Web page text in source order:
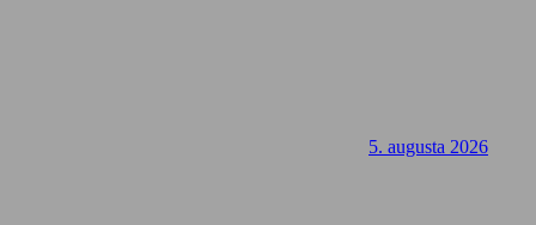
5. augusta 2026